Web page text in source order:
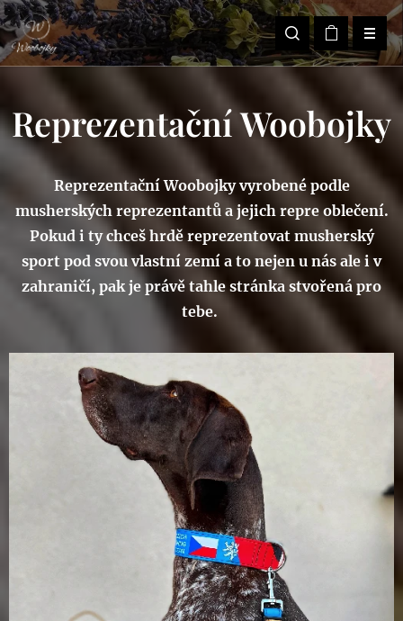
Reprezentační Woobojky
Reprezentační Woobojky vyrobené podle
musherských reprezentantů a jejich repre oblečení.
Pokud i ty chceš hrdě reprezentovat musherský
sport pod svou vlastní zemí a to nejen u nás ale i v
zahraničí, pak je právě tahle stránka stvořená pro
tebe.